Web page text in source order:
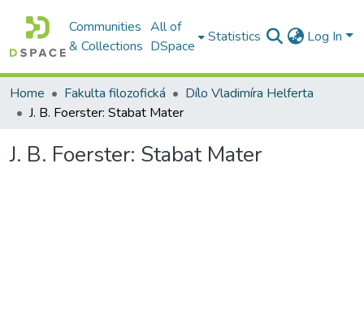
Communities
& Collections
All of
DSpace
Statistics Log In
Home Fakulta filozofická
Dílo Vladimíra Helferta
J. B. Foerster: Stabat Mater
J. B. Foerster: Stabat Mater